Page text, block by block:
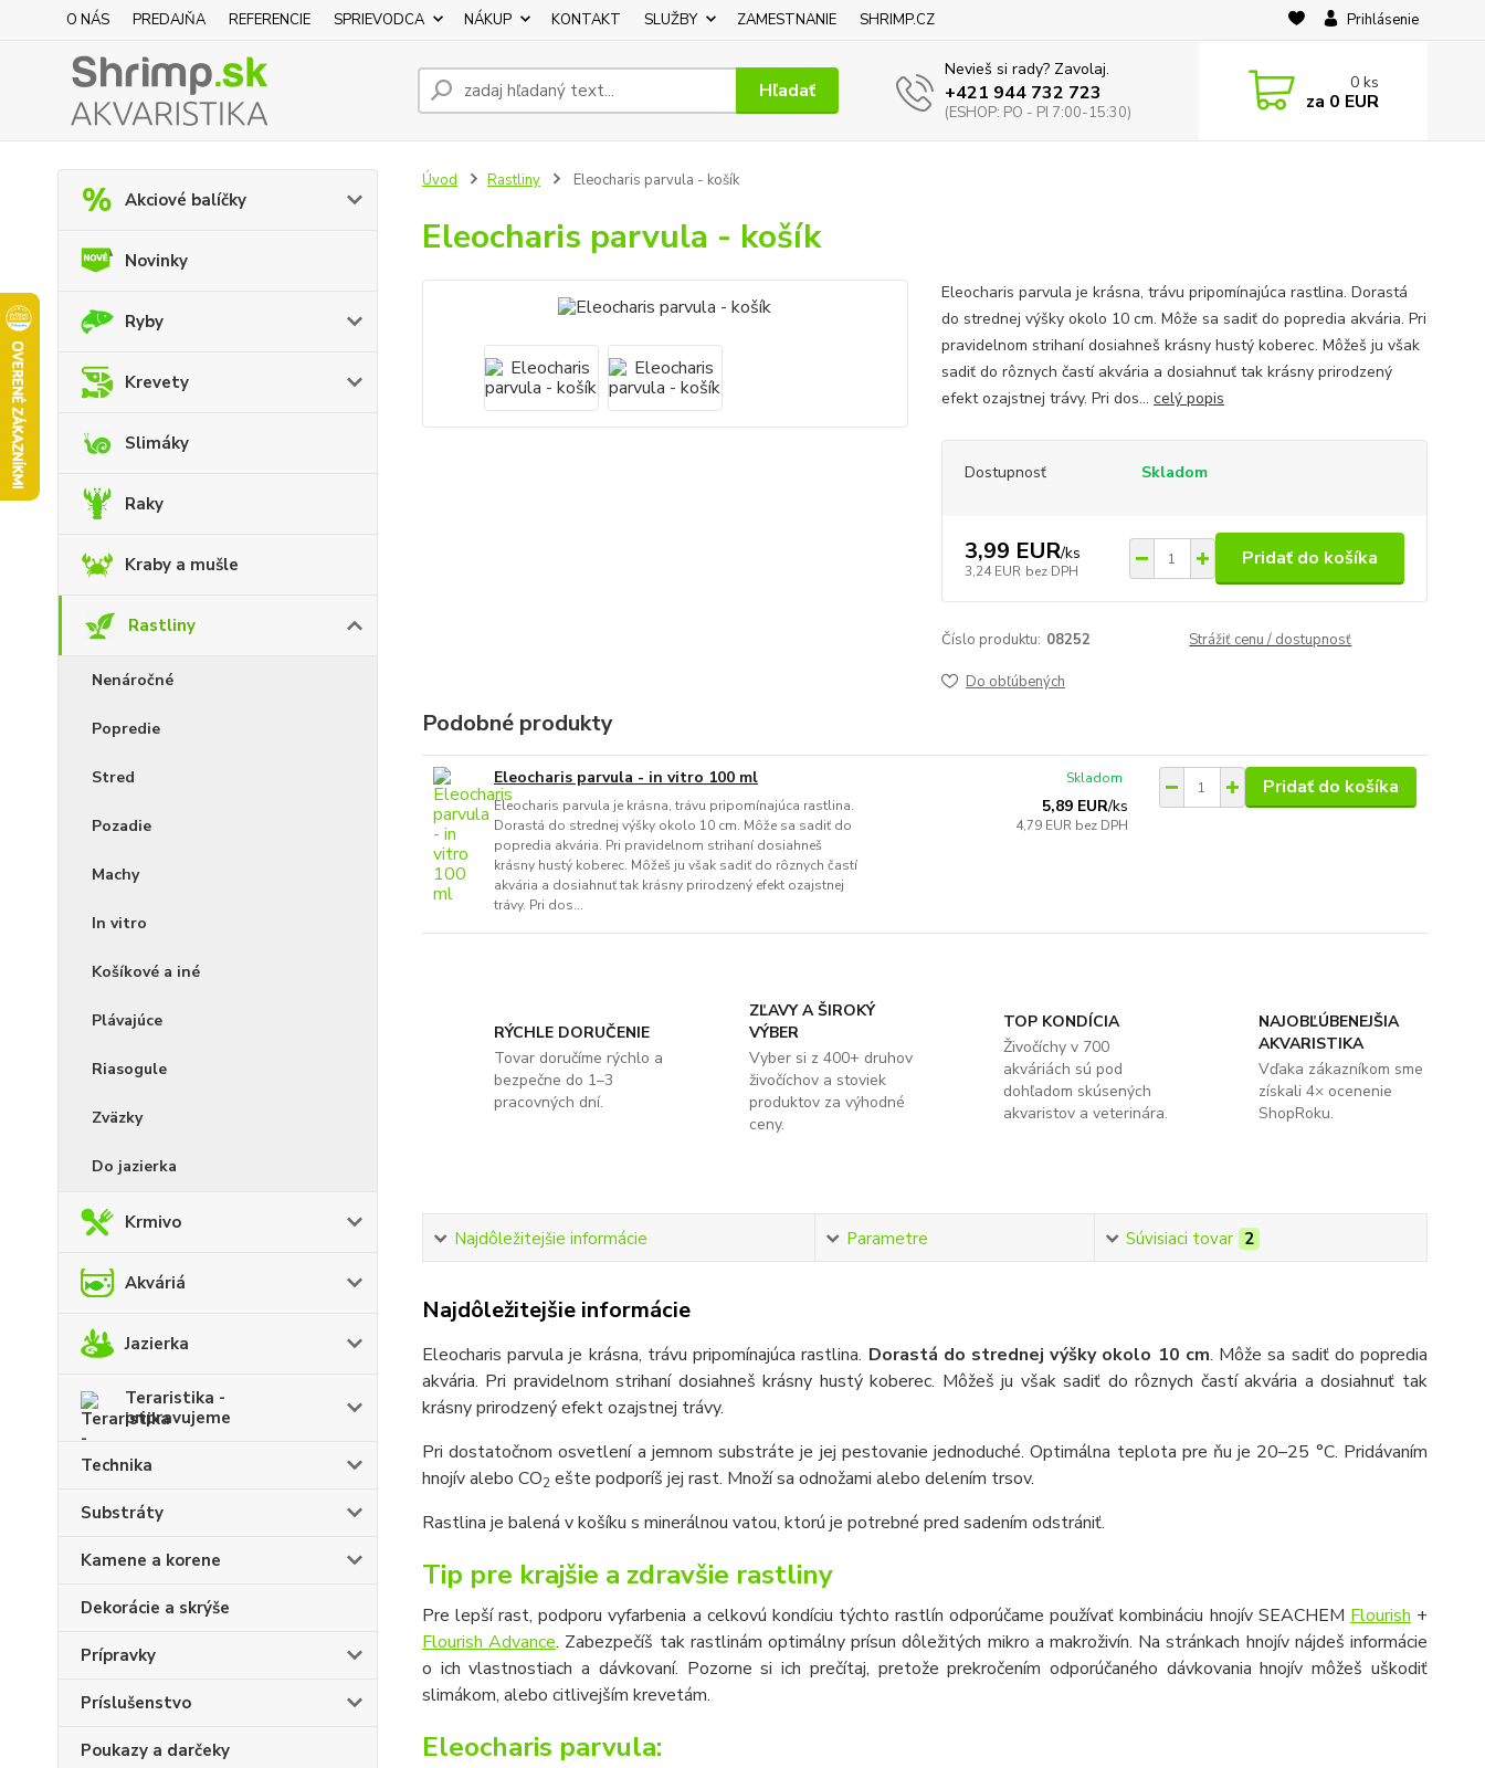
O NÁS PREDAJŇA REFERENCIE SPRIEVODCA NÁKUP KONTAKT SLUŽBY ZAMESTNANIE SHRIMP.CZ Prihlásenie
Hľadať
Nevieš si rady? Zavolaj.
+421 944 732 723
(ESHOP: PO - PI 7:00-15:30)
0 ks
za 0 EUR
Akciové balíčky
Novinky
Ryby
Krevety
Slimáky
Raky
Kraby a mušle
Rastliny
Nenáročné
Popredie
Stred
Pozadie
Machy
In vitro
Košíkové a iné
Plávajúce
Riasogule
Zväzky
Do jazierka
Krmivo
Akváriá
Jazierka
Teraristika -
pripravujeme
Technika
Substráty
Kamene a korene
Dekorácie a skrýše
Prípravky
Príslušenstvo
Poukazy a darčeky
Úvod Rastliny Eleocharis parvula - košík
Eleocharis parvula - košík
Eleocharis parvula je krásna, trávu pripomínajúca rastlina. Dorastá
do strednej výšky okolo 10 cm. Môže sa sadiť do popredia akvária. Pri
pravidelnom strihaní dosiahneš krásny hustý koberec. Môžeš ju však
sadiť do rôznych častí akvária a dosiahnuť tak krásny prirodzený
efekt ozajstnej trávy. Pri dos... celý popis
Dostupnosť Skladom
3,99 EUR/ks
3,24 EUR bez DPH
Pridať do košíka
Číslo produktu: 08252 Strážiť cenu / dostupnosť
Do obľúbených
Podobné produkty
Eleocharis parvula - in vitro 100 ml
Eleocharis parvula je krásna, trávu pripomínajúca rastlina.
Dorastá do strednej výšky okolo 10 cm. Môže sa sadiť do
popredia akvária. Pri pravidelnom strihaní dosiahneš
krásny hustý koberec. Môžeš ju však sadiť do rôznych častí
akvária a dosiahnuť tak krásny prirodzený efekt ozajstnej
trávy. Pri dos...
5,89 EUR/ks
4,79 EUR bez DPH
Skladom Pridať do košíka
RÝCHLE DORUČENIE
Tovar doručíme rýchlo a
bezpečne do 1–3
pracovných dní.
ZĽAVY A ŠIROKÝ
VÝBER
Vyber si z 400+ druhov
živočíchov a stoviek
produktov za výhodné
ceny.
TOP KONDÍCIA
Živočíchy v 700
akváriách sú pod
dohľadom skúsených
akvaristov a veterinára.
NAJOBĽÚBENEJŠIA
AKVARISTIKA
Vďaka zákazníkom sme
získali 4× ocenenie
ShopRoku.
Najdôležitejšie informácie Parametre Súvisiaci tovar 2
Najdôležitejšie informácie
Eleocharis parvula je krásna, trávu pripomínajúca rastlina. Dorastá do strednej výšky okolo 10 cm. Môže sa sadiť do popredia
akvária. Pri pravidelnom strihaní dosiahneš krásny hustý koberec. Môžeš ju však sadiť do rôznych častí akvária a dosiahnuť tak
krásny prirodzený efekt ozajstnej trávy.
Pri dostatočnom osvetlení a jemnom substráte je jej pestovanie jednoduché. Optimálna teplota pre ňu je 20–25 °C. Pridávaním
hnojív alebo CO2 ešte podporíš jej rast. Množí sa odnožami alebo delením trsov.
Rastlina je balená v košíku s minerálnou vatou, ktorú je potrebné pred sadením odstrániť.
Tip pre krajšie a zdravšie rastliny
Pre lepší rast, podporu vyfarbenia a celkovú kondíciu týchto rastlín odporúčame používať kombináciu hnojív SEACHEM Flourish +
Flourish Advance. Zabezpečíš tak rastlinám optimálny prísun dôležitých mikro a makroživín. Na stránkach hnojív nájdeš informácie
o ich vlastnostiach a dávkovaní. Pozorne si ich prečítaj, pretože prekročením odporúčaného dávkovania hnojív môžeš uškodiť
slimákom, alebo citlivejším krevetám.
Eleocharis parvula: